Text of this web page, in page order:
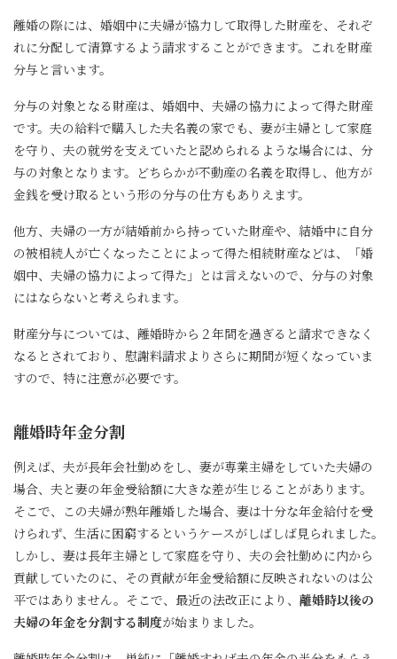
離婚の際には、婚姻中に夫婦が協力して取得した財産を、それぞ
れに分配して清算するよう請求することができます。これを財産
分与と言います。
分与の対象となる財産は、婚姻中、夫婦の協力によって得た財産
です。夫の給料で購入した夫名義の家でも、妻が主婦として家庭
を守り、夫の就労を支えていたと認められるような場合には、分
与の対象となります。どちらかが不動産の名義を取得し、他方が
金銭を受け取るという形の分与の仕方もありえます。
他方、夫婦の一方が結婚前から持っていた財産や、結婚中に自分
の被相続人が亡くなったことによって得た相続財産などは、「婚
姻中、夫婦の協力によって得た」とは言えないので、分与の対象
にはならないと考えられます。
財産分与については、離婚時から２年間を過ぎると請求できなく
なるとされており、慰謝料請求よりさらに期間が短くなっていま
すので、特に注意が必要です。
離婚時年金分割
例えば、夫が長年会社勤めをし、妻が専業主婦をしていた夫婦の
場合、夫と妻の年金受給額に大きな差が生じることがあります。
そこで、この夫婦が熟年離婚した場合、妻は十分な年金給付を受
けられず、生活に困窮するというケースがしばしば見られました。
しかし、妻は長年主婦として家庭を守り、夫の会社勤めに内から
貢献していたのに、その貢献が年金受給額に反映されないのは公
平ではありません。そこで、最近の法改正により、 離婚時以後の
夫婦の年金を分割する制度が始まりました。